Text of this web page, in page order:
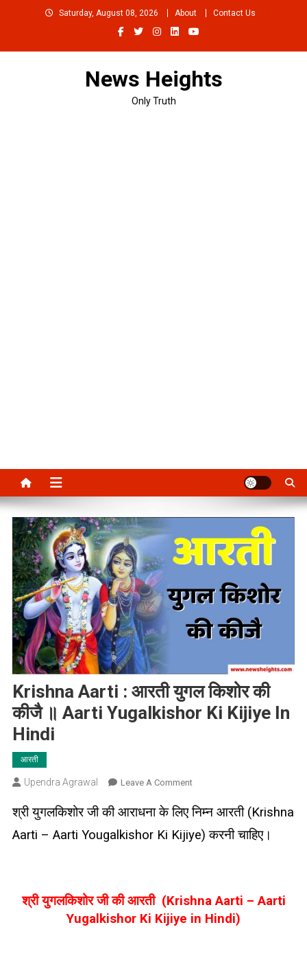
Saturday, August 08, 2026 About Contact Us
News Heights
Only Truth
Krishna Aarti : आरती युगल किशोर की
कीजै ॥ Aarti Yugalkishor Ki Kijiye In
Hindi
आरती
Upendra Agrawal Leave A CommentOn
Aarti
आरती
कीजै
॥
श्री युगलकिशोर जी की आराधना के लिए निम्न आरती (Krishna
Aarti – Aarti Yougalkishor Ki Kijiye) करनी चाहिए।
श्री युगलकिशोर जी की आरती (Krishna Aarti – Aarti
Yugalkishor Ki Kijiye in Hindi)